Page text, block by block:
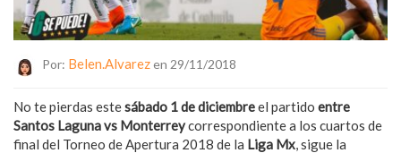
Por: Belen.alvarezen 29/11/2018
No te pierdas estesábado 1 de diciembreel partido entre
Santos Laguna vs Monterreycorrespondiente a los cuartos de
final del Torneo de Apertura 2018 de la Liga Mx, sigue la